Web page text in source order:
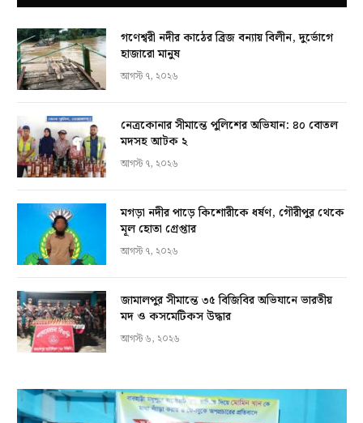
গণেশ্বরী নদীর কাঠের ব্রিজ বন্যায় বিলীন, দুর্ভোগে
হাজারো মানুষ
আগস্ট ৭, ২০২৬
নেত্রকোনার সীমান্তে পুলিশের অভিযান: ৪০ বোতল
মদসহ আটক ২
আগস্ট ৭, ২০২৬
মগড়া নদীর পাড়ে কিশোরীকে ধর্ষণ, গৌরীপুর থেকে
মূল হোতা গ্রেপ্তার
আগস্ট ৭, ২০২৬
জামালপুর সীমান্তে ৩৫ বিজিবির অভিযানে ভারতীয়
মদ ও কসমেটিকস উদ্ধার
আগস্ট ৬, ২০২৬